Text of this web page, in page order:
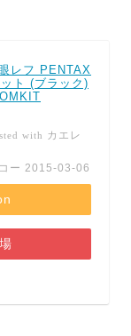
レフ PENTAX
ト (ブラック)
with カエレ
ー 2015-03-06